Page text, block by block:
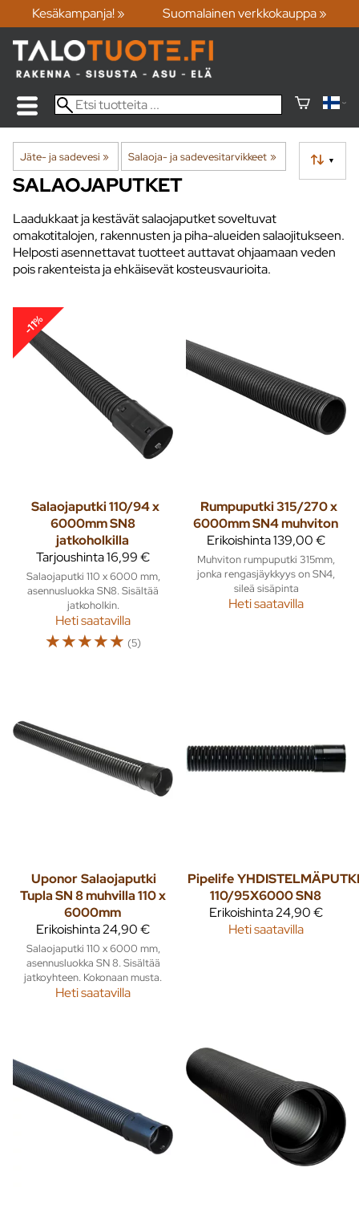
Kesäkampanja! » Suomalainen verkkokauppa »
Jäte- ja sadevesi ‪» Salaoja- ja sadevesitarvikkeet ‪» ▼
SALAOJAPUTKET
Laadukkaat ja kestävät salaojaputket soveltuvat
omakotitalojen, rakennusten ja piha-alueiden salaojitukseen.
Helposti asennettavat tuotteet auttavat ohjaamaan veden
pois rakenteista ja ehkäisevät kosteusvaurioita.
-11%
Salaojaputki 110/94 x
6000mm SN8
jatkoholkilla
Tarjoushinta16,99 €
Salaojaputki 110 x 6000 mm,
asennusluokka SN8. Sisältää
jatkoholkin.
Heti saatavilla
☆☆☆☆☆ (5)
Rumpuputki 315/270 x
6000mm SN4 muhviton
Erikoishinta139,00 €
Muhviton rumpuputki 315mm,
jonka rengasjäykkyys on SN4,
sileä sisäpinta
Heti saatavilla
UponorSalaojaputki
Tupla SN 8 muhvilla 110 x
6000mm
Erikoishinta24,90 €
Salaojaputki 110 x 6000 mm,
asennusluokka SN 8. Sisältää
jatkoyhteen. Kokonaan musta.
Heti saatavilla
PipelifeYHDISTELMÄPUTKI
110/95X6000 SN8
Erikoishinta24,90 €
Heti saatavilla